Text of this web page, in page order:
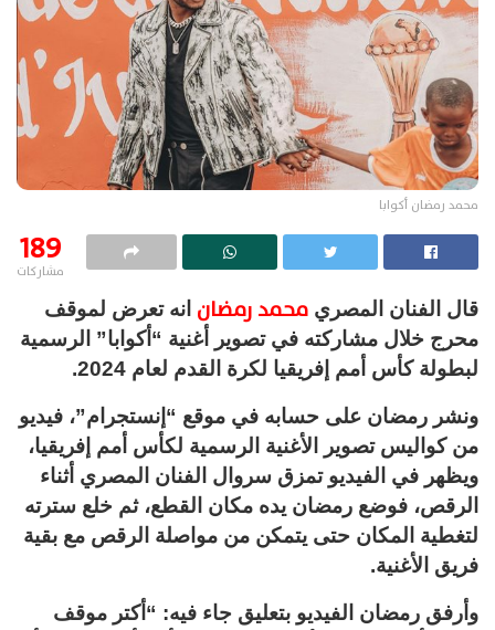
محمد رمضان أكوابا
189
مشاركات
قال الفنان المصري محمد رمضان انه تعرض لموقف
محرج خلال مشاركته في تصوير أغنية “أكوابا” الرسمية
لبطولة كأس أمم إفريقيا لكرة القدم لعام 2024.
ونشر رمضان على حسابه في موقع “إنستجرام”، فيديو
من كواليس تصوير الأغنية الرسمية لكأس أمم إفريقيا،
ويظهر في الفيديو تمزق سروال الفنان المصري أثناء
الرقص، فوضع رمضان يده مكان القطع، ثم خلع سترته
لتغطية المكان حتى يتمكن من مواصلة الرقص مع بقية
فريق الأغنية.
وأرفق رمضان الفيديو بتعليق جاء فيه: “أكتر موقف